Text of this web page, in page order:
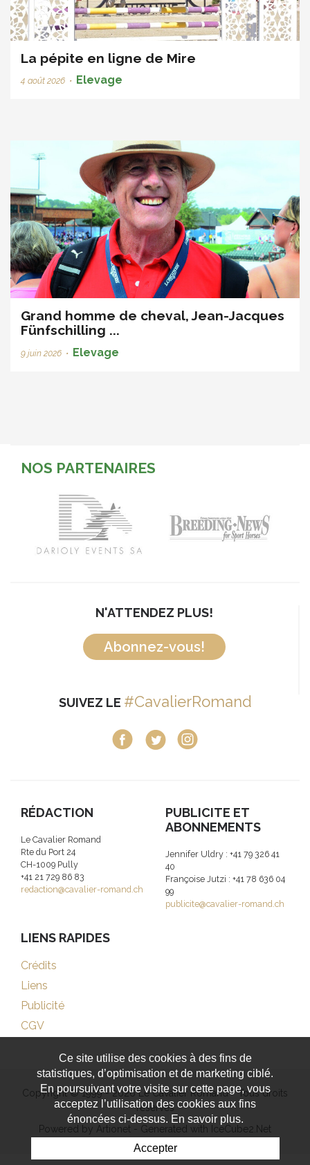
La pépite en ligne de Mire
4 août 2026 • Elevage
Grand homme de cheval, Jean-Jacques
Fünfschilling ...
9 juin 2026 • Elevage
NOS PARTENAIRES
N'ATTENDEZ PLUS!
Abonnez-vous!
SUIVEZ LE #CavalierRomand
RÉDACTION
Le Cavalier Romand
Rte du Port 24
CH-1009 Pully
+41 21 729 86 83
redaction@cavalier-romand.ch
PUBLICITE ET
ABONNEMENTS
Jennifer Uldry : +41 79 326 41
40
Françoise Jutzi : +41 78 636 04
99
publicite@cavalier-romand.ch
LIENS RAPIDES
Crédits
Liens
Publicité
CGV
Copyright © 1999 - 2026 Le Cavalier Romand - Tous droits
réservés
Powered by Artionet - Generated with IceCube2.Net
Ce site utilise des cookies à des fins de
statistiques, d’optimisation et de marketing ciblé.
En poursuivant votre visite sur cette page, vous
acceptez l’utilisation des cookies aux fins
énoncées ci-dessus. En savoir plus.
Accepter